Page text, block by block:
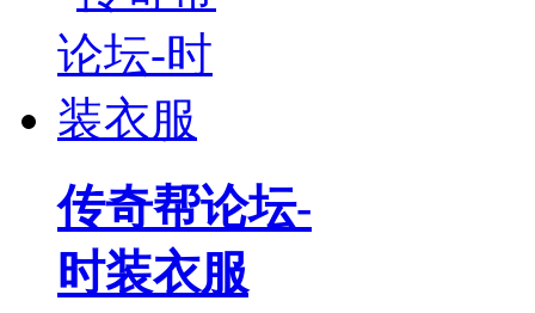
传奇帮论坛-
时装衣服